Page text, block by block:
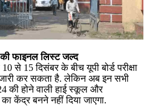
की फाइनल लिस्ट जल्द
से 15 दिसंबर के बीच यूपी बोर्ड परीक्षा
कर सकता है. लेकिन अब इन सभी
की होने वाली हाई स्कूल और
का केंद्र बनने नहीं दिया जाएगा.